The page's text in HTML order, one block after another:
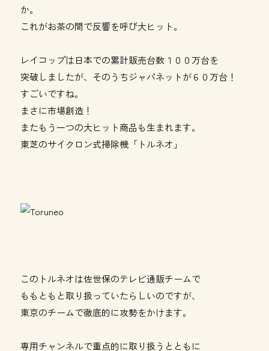
か。
これがお茶の間で反響を呼び大ヒット。
レイコップは日本での累計販売台数１００万台を
突破しましたが、そのうちジャパネットが６０万台！
すごいですね。
まさに市場創造！
またもう一つの大ヒット商品も生まれます。
東芝のサイクロン式掃除機「トルネオ」
このトルネオは佐世保のテレビ通販チームで
ももともと取り扱っていたらしいのですが、
東京のチームで徹底的に攻勢をかけます。
専用チャンネルで重点的に取り扱うとともに